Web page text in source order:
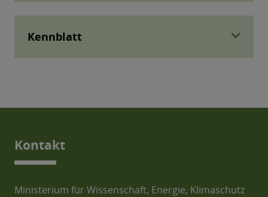
Kennblatt expand_more
Kontakt
Ministerium für Wissenschaft, Energie, Klimaschutz